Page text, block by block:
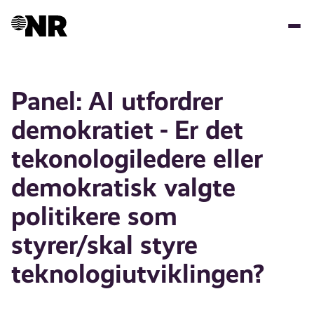
Panel: AI utfordrer
demokratiet - Er det
tekonologiledere eller
demokratisk valgte
politikere som
styrer/skal styre
teknologiutviklingen?